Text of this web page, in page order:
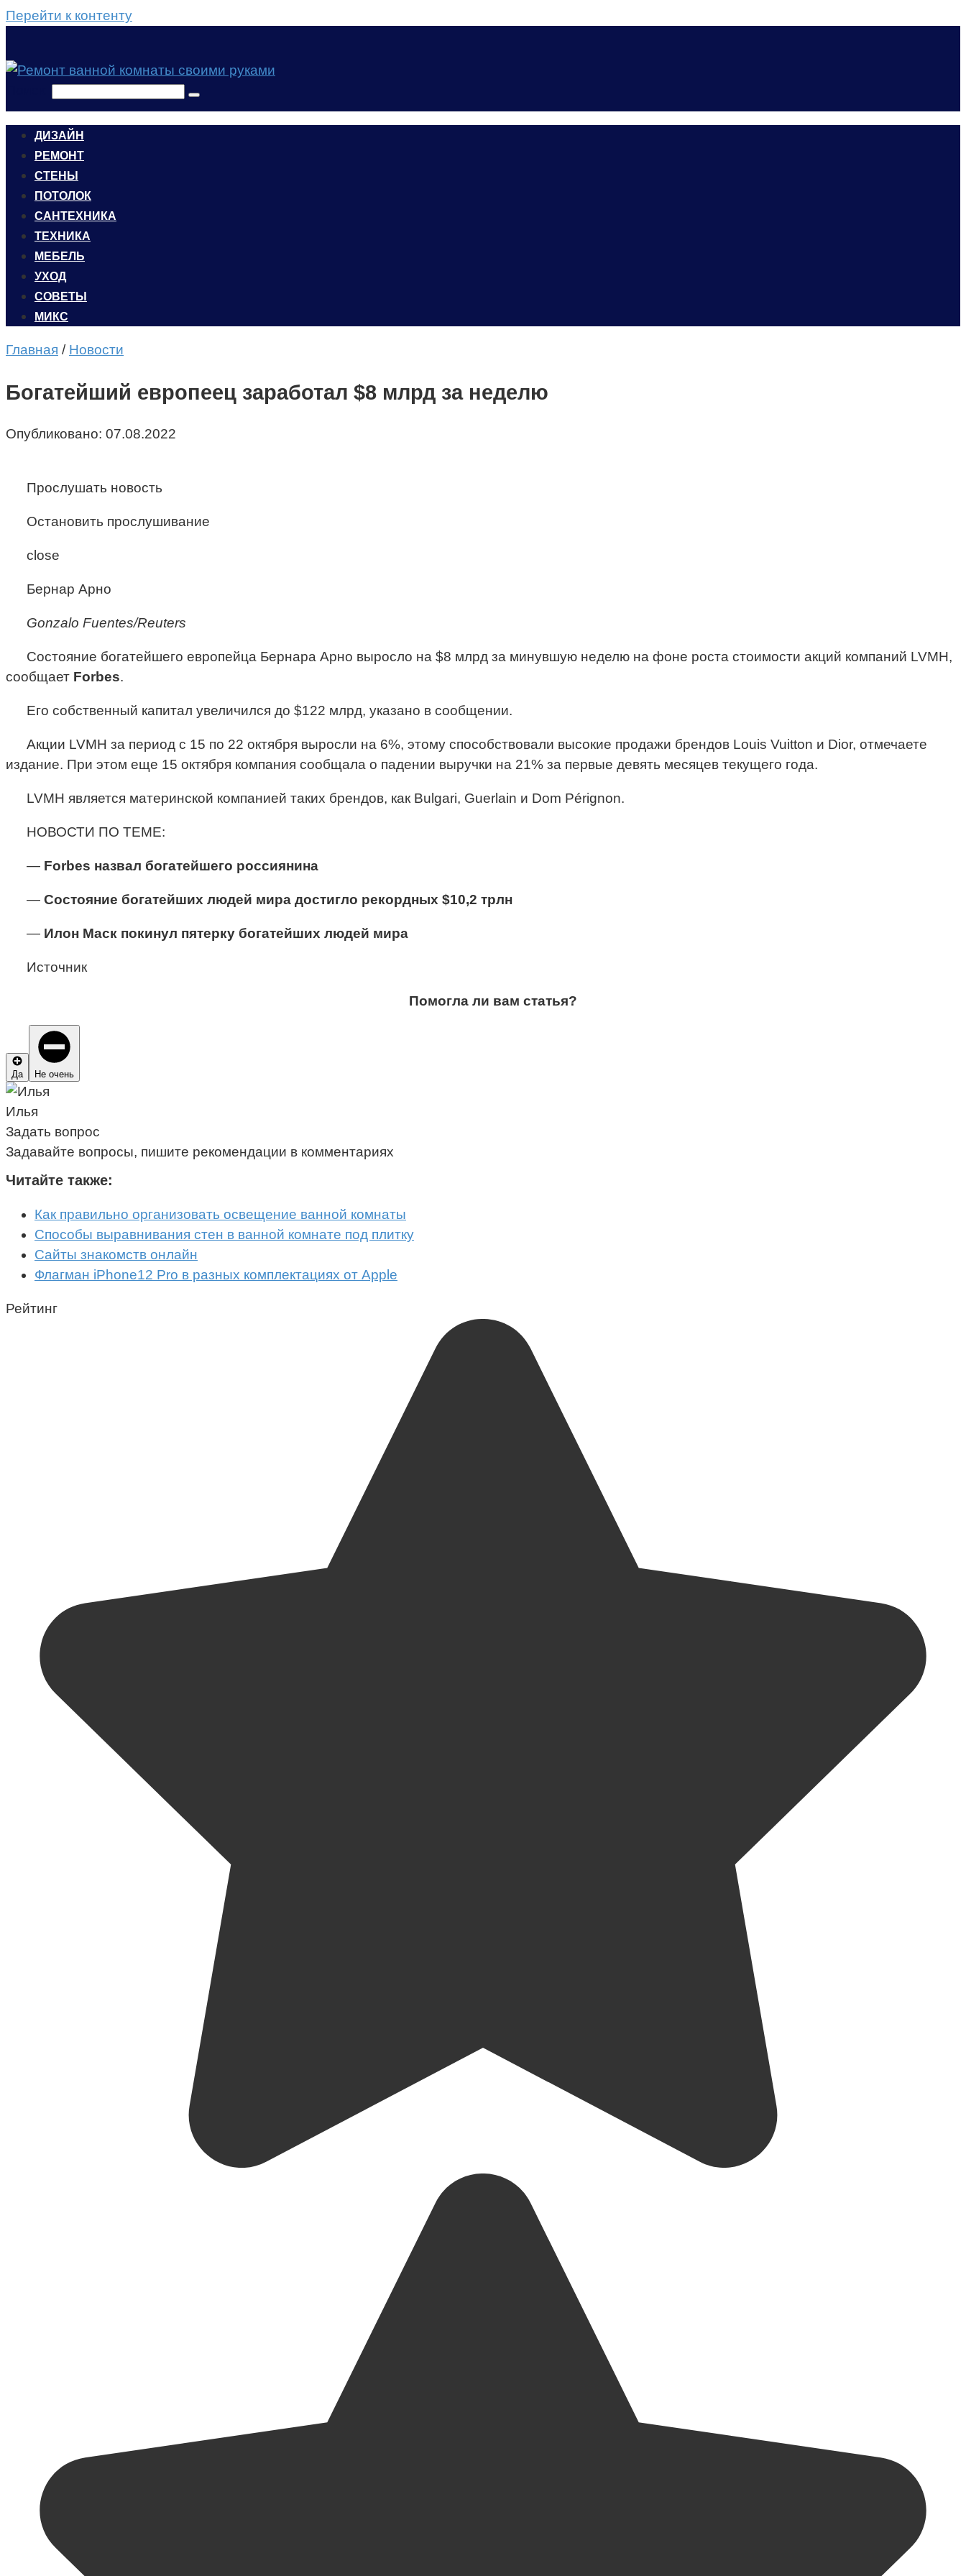
Перейти к контенту
ДИЗАЙН
РЕМОНТ
СТЕНЫ
ПОТОЛОК
САНТЕХНИКА
ТЕХНИКА
МЕБЕЛЬ
УХОД
CОВЕТЫ
МИКС
Главная / Новости
Богатейший европеец заработал $8 млрд за неделю
Опубликовано: 07.08.2022
Прослушать новость
Остановить прослушивание
close
Бернар Арно
Gonzalo Fuentes/Reuters
Состояние богатейшего европейца Бернара Арно выросло на $8 млрд за минувшую неделю на фоне роста стоимости акций компаний LVMH,
сообщает Forbes.
Его собственный капитал увеличился до $122 млрд, указано в сообщении.
Акции LVMH за период с 15 по 22 октября выросли на 6%, этому способствовали высокие продажи брендов Louis Vuitton и Dior, отмечаете
издание. При этом еще 15 октября компания сообщала о падении выручки на 21% за первые девять месяцев текущего года.
LVMH является материнской компанией таких брендов, как Bulgari, Guerlain и Dom Pérignon.
НОВОСТИ ПО ТЕМЕ:
— Forbes назвал богатейшего россиянина
— Состояние богатейших людей мира достигло рекордных $10,2 трлн
— Илон Маск покинул пятерку богатейших людей мира
Источник
Помогла ли вам статья?
Да Не очень
Илья
Задать вопрос
Задавайте вопросы, пишите рекомендации в комментариях
Читайте также:
Как правильно организовать освещение ванной комнаты
Способы выравнивания стен в ванной комнате под плитку
Сайты знакомств онлайн
Флагман iPhone12 Pro в разных комплектациях от Apple
Рейтинг